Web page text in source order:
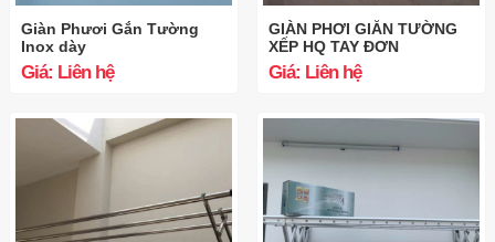
Giàn Phươi Gắn Tường
Inox dày
Giá: Liên hệ
GIÀN PHƠI GIẮN TƯỜNG
XẾP HQ TAY ĐƠN
Giá: Liên hệ